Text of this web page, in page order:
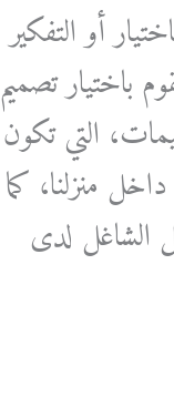
أو التفكير
باختيار تصميم
التي تكون
منزلنا، كما
الشاغل لدى